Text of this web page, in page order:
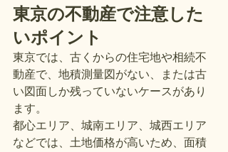
東京の不動産で注意した
いポイント
東京では、古くからの住宅地や相続不
動産で、地積測量図がない、または古
い図面しか残っていないケースがあり
ます。
都心エリア、城南エリア、城西エリア
などでは、土地価格が高いため、面積